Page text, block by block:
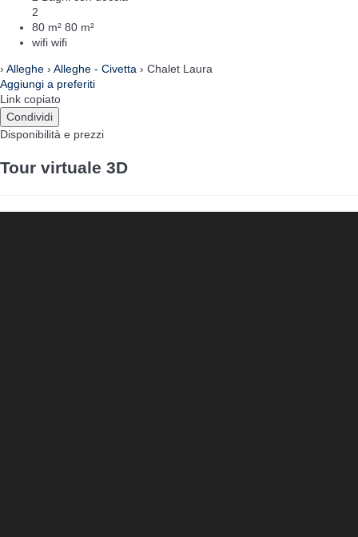
2
80 m² 80 m²
wifi wifi
› Alleghe › Alleghe - Civetta › Chalet Laura
Aggiungi a preferiti
Link copiato
Condividi
Disponibilità e prezzi
Tour virtuale 3D